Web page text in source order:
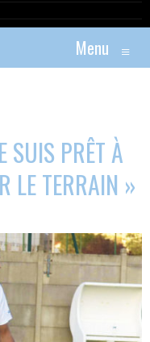
Menu ≡
SUIS PRÊT À
LE TERRAIN »